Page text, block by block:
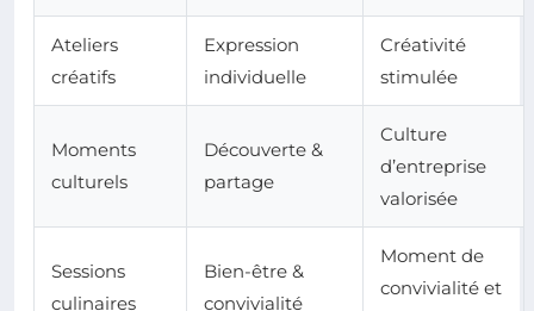
Ateliers
créatifs
Expression
individuelle
Créativité
stimulée
Moments
culturels
Découverte &
partage
Culture
d’entreprise
valorisée
Sessions
culinaires
Bien-être &
convivialité
Moment de
convivialité et